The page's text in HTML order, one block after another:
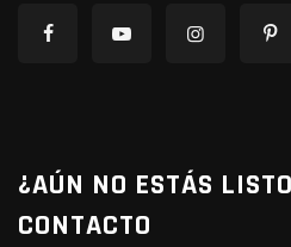
¿AÚN NO ESTÁS
CONTACTO